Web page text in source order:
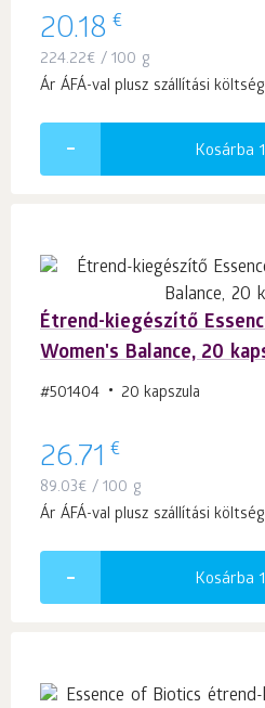
20.18 €
224.22€ / 100 g
Ár ÁFÁ-val plusz szállítási költség
Kosárba 1
Étrend-kiegészítő
Women's Balance, 20
#501404 20 kapszula
26.71 €
89.03€ / 100 g
Ár ÁFÁ-val plusz szállítási költség
Kosárba 1